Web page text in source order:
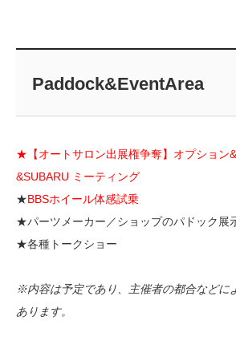
Paddock&EventArea
★【オートサロン出展権争奪】オプション
&SUBARU ミーティング
★BBSホイール体感試乗
★パーツメーカー／ショップのパドック展
★各種トークショー
※内容は予定であり、主催者の都合などに
あります。